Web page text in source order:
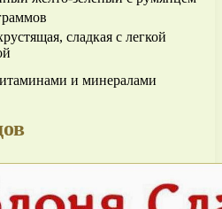
сладкая с легкой
и минералами